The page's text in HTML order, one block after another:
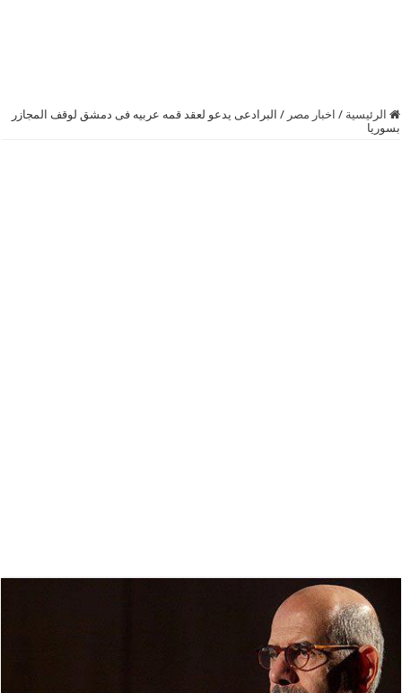
الرئيسية / اخبار مصر / البرادعى يدعو لعقد قمه عربيه فى دمشق لوقف المجازر
بسوريا